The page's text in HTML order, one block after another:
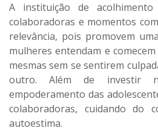
A instituição de
colaboradoras e momentos
relevância, pois promovem
mulheres entendam e
mesmas sem se sentirem
outro. Além de investir
empoderamento das
colaboradoras, cuidando do
autoestima.